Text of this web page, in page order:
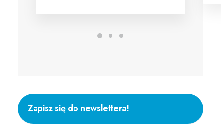
Zapisz się do newslettera!